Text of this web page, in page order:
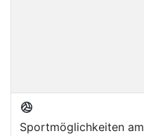
Sportmöglichkeiten am